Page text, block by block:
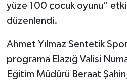
yüze 100 çocuk oyunu”
düzenlendi.
Ahmet Yılmaz Sentetik Spor
programa Elazığ Valisi
Eğitim Müdürü Beraat
SİYASET
SPOR
TEKNOLOJİ